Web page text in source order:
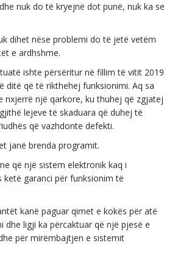
nuk do të kryejnë dot punë, nuk ka se
dihet nëse problemi do të jetë vetëm
e ardhshme.
ishte përsëritur në fillim të vitit 2019
ditë që të rikthehej funksionimi. Aq sa
nxjerrë një qarkore, ku thuhej që zgjatej
lejeve të skaduara që duhej të
që vazhdonte defekti.
janë brenda programit.
që një sistem elektronik kaq i
garanci për funksionim të
kanë paguar qimet e kokës për atë
dhe ligji ka përcaktuar që një pjesë e
për mirëmbajtjen e sistemit